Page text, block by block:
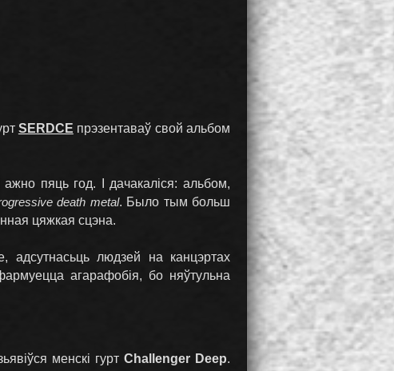
SERDCE прэзентаваў свой альбом
ажно пяць год. І дачакаліся: альбом,
death metal. Было тым больш
цяжкая сцэна.
людзей на канцэртах
агарафобія, бо няўтульна
менскі гуртChallenger Deep.